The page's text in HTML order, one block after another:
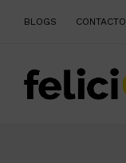
BLOGS CONTACTO